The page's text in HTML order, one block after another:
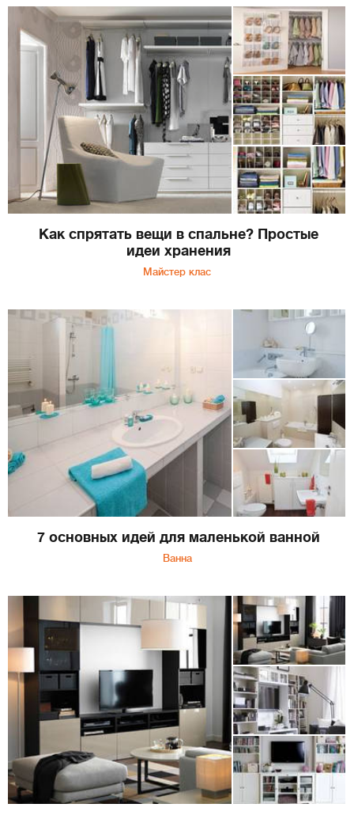
Как спрятать вещи в спальне? Простые
идеи хранения
Майстер клас
7 основных идей для маленькой ванной
Ванна